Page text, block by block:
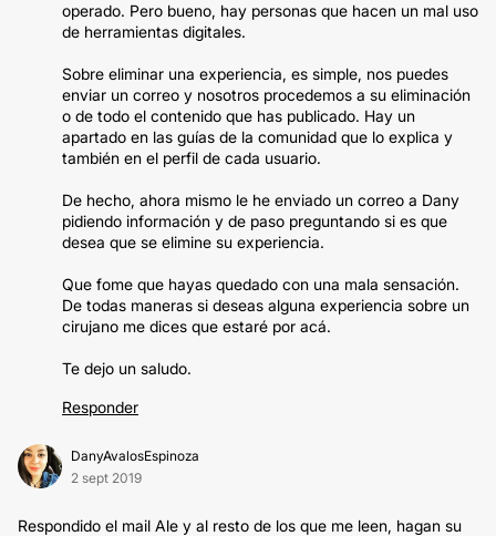
operado. Pero bueno, hay personas que hacen un mal uso
de herramientas digitales.
Sobre eliminar una experiencia, es simple, nos puedes
enviar un correo y nosotros procedemos a su eliminación
o de todo el contenido que has publicado. Hay un
apartado en las guías de la comunidad que lo explica y
también en el perfil de cada usuario.
De hecho, ahora mismo le he enviado un correo a Dany
pidiendo información y de paso preguntando si es que
desea que se elimine su experiencia.
Que fome que hayas quedado con una mala sensación.
De todas maneras si deseas alguna experiencia sobre un
cirujano me dices que estaré por acá.
Te dejo un saludo.
Responder
DanyAvalosEspinoza
2 sept 2019
Respondido el mail Ale y al resto de los que me leen, hagan su